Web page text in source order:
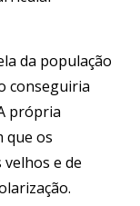
da população
conseguiria
própria
que os
e de